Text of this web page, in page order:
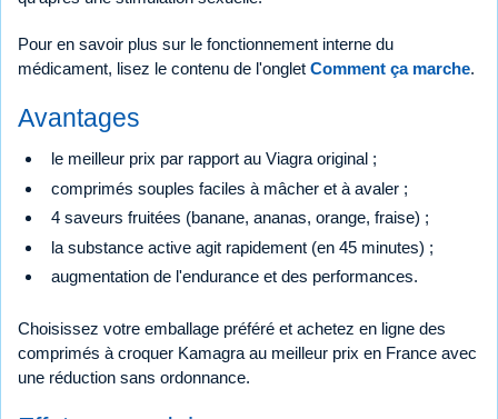
Pour en savoir plus sur le fonctionnement interne du
médicament, lisez le contenu de l'onglet Comment ça marche.
Avantages
le meilleur prix par rapport au Viagra original ;
comprimés souples faciles à mâcher et à avaler ;
4 saveurs fruitées (banane, ananas, orange, fraise) ;
la substance active agit rapidement (en 45 minutes) ;
augmentation de l'endurance et des performances.
Choisissez votre emballage préféré et achetez en ligne des
comprimés à croquer Kamagra au meilleur prix en France avec
une réduction sans ordonnance.